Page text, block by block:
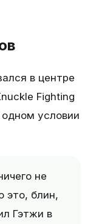
в центре
Fighting
условии
не
это, блин,
Гэтжи в